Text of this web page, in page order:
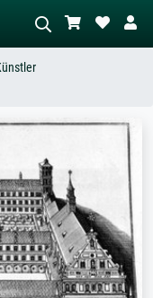
Sie die Szene – z.B. Grüne
mit viel Rot, Dunkles
Stehender Akt neben einem
Baum.